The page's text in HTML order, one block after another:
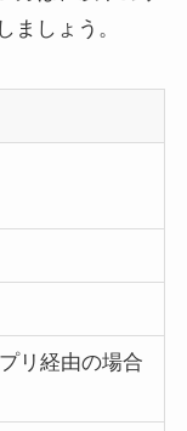
ましょう。
リ経由の場合